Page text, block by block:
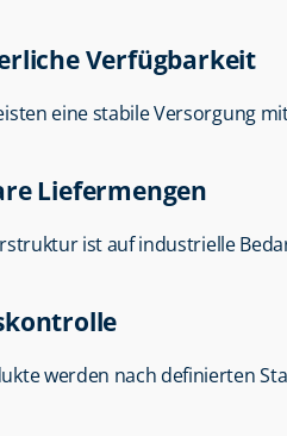
Verfügbarkeit
eine stabile Versorgung
Liefermengen
ist auf industrielle
werden nach definierten